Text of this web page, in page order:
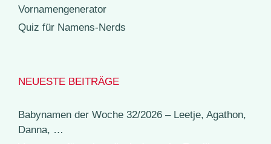
Vornamengenerator
Quiz für Namens-Nerds
NEUESTE BEITRÄGE
Babynamen der Woche 32/2026 – Leetje, Agathon,
Danna, …